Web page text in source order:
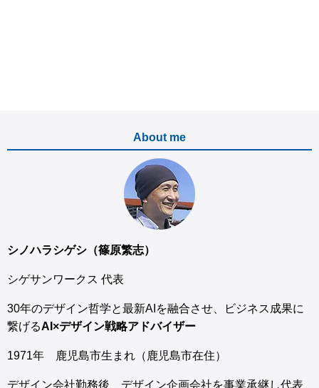
About me
シノハラシゲシ（篠原繁志）
シゲサンワークス 代表
30年のデザイン哲学と最新AIを融合させ、ビジネス成果に
繋げるAI×デザイン戦略アドバイザー
1971年 鹿児島市生まれ（鹿児島市在住）
デザイン会社勤務後、デザイン企画会社を事業承継し代表